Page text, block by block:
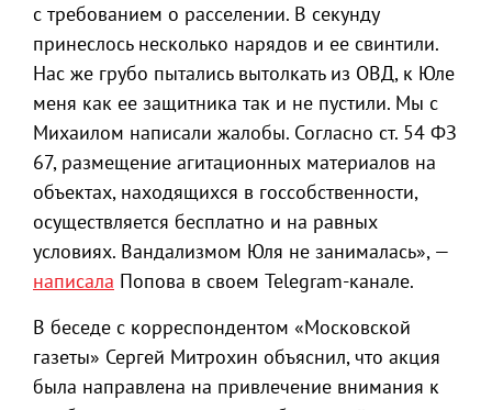
с требованием о расселении. В секунду
принеслось несколько нарядов и ее свинтили.
Нас же грубо пытались вытолкать из ОВД, к Юле
меня как ее защитника так и не пустили. Мы с
Михаилом написали жалобы. Согласно ст. 54 ФЗ
67, размещение агитационных материалов на
объектах, находящихся в госсобственности,
осуществляется бесплатно и на равных
условиях. Вандализмом Юля не занималась», —
написала Попова в своем Telegram-канале.
В беседе с корреспондентом «Московской
газеты» Сергей Митрохин объяснил, что акция
была направлена на привлечение внимания к